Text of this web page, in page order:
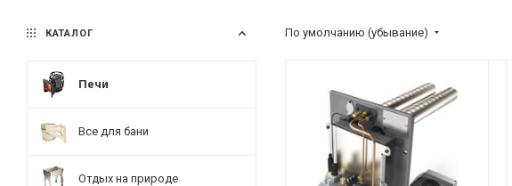
По умолчанию (убывание)
КАТАЛОГ
Печи
Все для бани
Отдых на природе